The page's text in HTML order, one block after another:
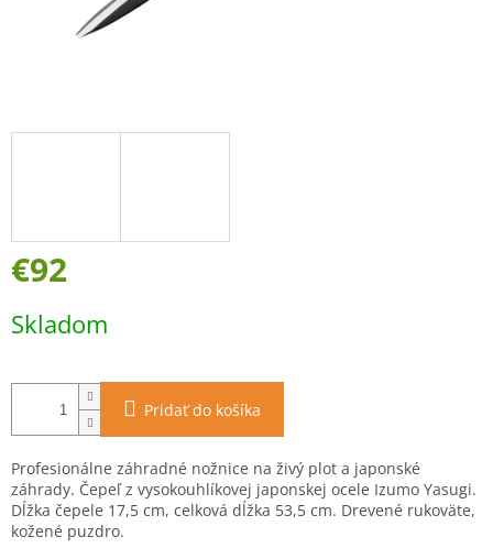
€92
cena:
Skladom
Pridať do košíka
Profesionálne záhradné nožnice na živý plot a japonské
záhrady. Čepeľ z vysokouhlíkovej japonskej ocele Izumo Yasugi.
Dĺžka čepele 17,5 cm, celková dĺžka 53,5 cm. Drevené rukoväte,
kožené puzdro.